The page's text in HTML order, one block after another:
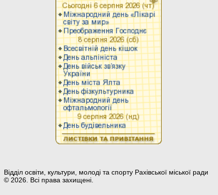
Відділ освіти, культури, молоді та спорту Рахівської міської ради
© 2026. Всі права захищені.